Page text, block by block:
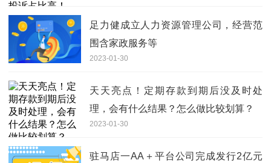
足力健成立人力资源管理公司，经营范
围含家政服务等
2023-01-30
天天亮点！定期存款到期后没及时处
理，会有什么结果？怎么做比较划算？
2023-01-30
驻马店一AA＋平台公司完成发行2亿元